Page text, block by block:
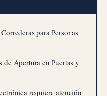
para Personas
de Apertura en Puertas y
requiere atención